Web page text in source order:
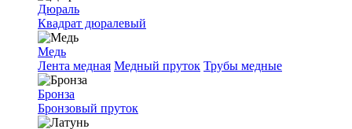
Дюраль
Квадрат дюралевый
Медь
Лента медная Медный пруток Трубы медные
Бронза
Бронзовый пруток